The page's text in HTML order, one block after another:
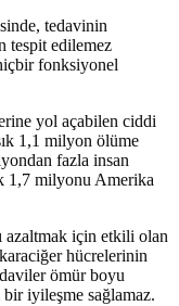
tedavinin
tespit edilemez
fonksiyonel
yol açabilen ciddi
1,1 milyon ölüme
fazla insan
1,7 milyonu Amerika
azaltmak için etkili olan
hücrelerinin
ömür boyu
iyileşme sağlamaz.